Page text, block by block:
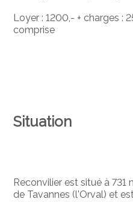
Loyer : 1200,- + charges :
comprise
Situation
Reconvilier est situé à
de Tavannes (l'Orval) et